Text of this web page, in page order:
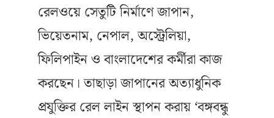
রেলওয়ে সেতুটি নির্মাণে জাপান,
ভিয়েতনাম, নেপাল, অস্ট্রেলিয়া,
ফিলিপাইন ও বাংলাদেশের কর্মীরা কাজ
করছেন। তাছাড়া জাপানের অত্যাধুনিক
প্রযুক্তির রেল লাইন স্থাপন করায় ‘বঙ্গবন্ধু